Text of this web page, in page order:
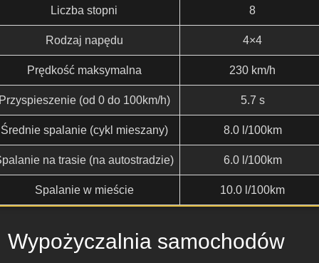
Liczba stopni 8
Rodzaj napędu 4×4
Prędkość maksymalna 230 km/h
(od 0 do 100km/h) 5.7 s
Średnie spalanie (cykl mieszany) 8.0 l/100km
na trasie (na autostradzie) 6.0 l/100km
Spalanie w mieście 10.0 l/100km
Wypożyczalnia samochodów